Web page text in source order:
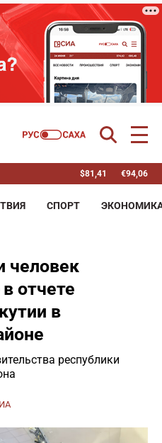
$81,41 €94,06
СПОРТ
человек
отчете
в
республики